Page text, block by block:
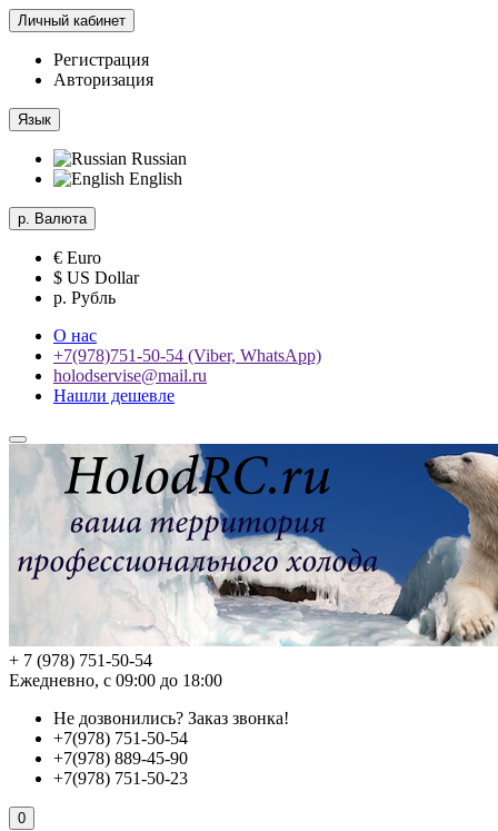
Личный кабинет
Регистрация
Авторизация
Язык
Russian
English
р. Валюта
€ Euro
$ US Dollar
р. Рубль
О нас
+7(978)751-50-54 (Viber, WhatsApp)
holodservise@mail.ru
Нашли дешевле
+ 7 (978) 751-50-54
Ежедневно, с 09:00 до 18:00
Не дозвонились? Заказ звонка!
+7(978) 751-50-54
+7(978) 889-45-90
+7(978) 751-50-23
0